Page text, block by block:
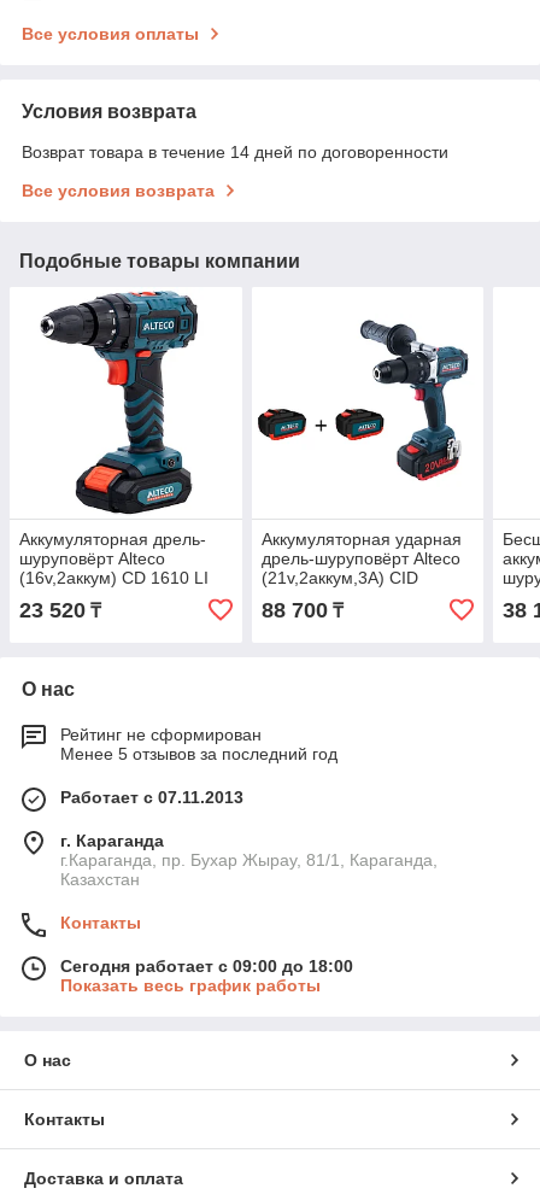
Все условия оплаты
Условия возврата
Возврат товара в течение 14 дней по договоренности
Все условия возврата
Подобные товары компании
Аккумуляторная дрель-
шуруповёрт Alteco
(16v,2аккум) CD 1610 LI
23 520 ₸
Аккумуляторная ударная
дрель-шуруповёрт Alteco
(21v,2аккум,3A) CID
2013Li X2 BL
88 700₸
BL
38
О нас
Рейтинг не сформирован
Менее 5 отзывов за последний год
Работает с 07.11.2013
г. Караганда
г.Караганда, пр. Бухар Жырау, 81/1, Караганда,
Казахстан
Контакты
Сегодня работает с 09:00 до 18:00
Показать весь график работы
О нас
Контакты
Доставка и оплата